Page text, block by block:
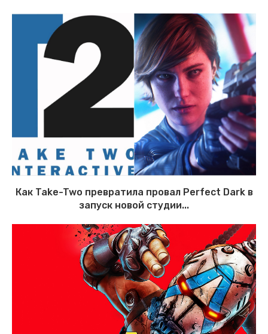
Как Take-Two превратила провал Perfect Dark в
запуск новой студии...